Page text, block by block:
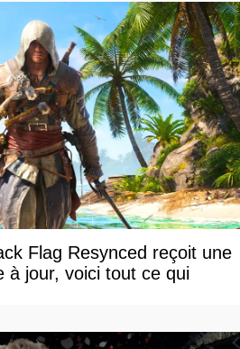
Flag Resynced reçoit une
à jour, voici tout ce qui